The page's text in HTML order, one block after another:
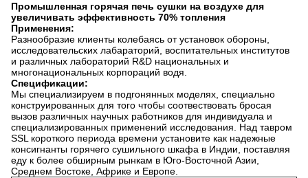
Промышленная горячая печь сушки на воздухе для
увеличивать эффективность 70% топления
Применения:
Разнообразие клиенты колебаясь от установок обороны,
исследовательских лабараторий, воспитательных институтов
и различных лабораторий R&D национальных и
многонациональных корпораций водя.
Спецификации:
Мы специализируем в подгонянных моделях, специально
конструированных для того чтобы соотвествовать бросая
вызов различных научных работников для индивидуала и
специализированных применений исследования. Над тавром
SSL короткого периода времени установите как надежные
консигнанты горячего сушильного шкафа в Индии, поставляя
еду к более обширным рынкам в Юго-Восточной Азии,
Среднем Востоке, Африке и Европе.